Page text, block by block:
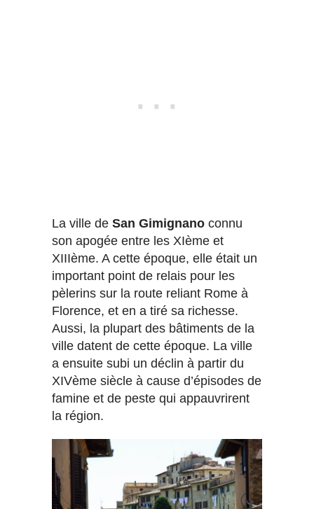
La ville de San Gimignano connu
son apogée entre les XIème et
XIIIème. A cette époque, elle était un
important point de relais pour les
pèlerins sur la route reliant Rome à
Florence, et en a tiré sa richesse.
Aussi, la plupart des bâtiments de la
ville datent de cette époque. La ville
a ensuite subi un déclin à partir du
XIVème siècle à cause d’épisodes de
famine et de peste qui appauvrirent
la région.